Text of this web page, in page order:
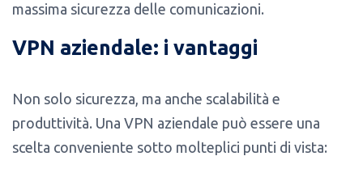
massima sicurezza delle comunicazioni.
VPN aziendale: i vantaggi
Non solo sicurezza, ma anche scalabilità e
produttività. Una VPN aziendale può essere una
scelta conveniente sotto molteplici punti di vista: